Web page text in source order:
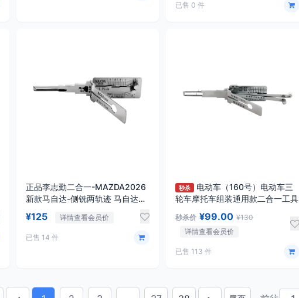
已售 0 件
正品李志勤二合一-MAZDA2026
新款马自达-侧铣两轨迹 马自达
¥125 详情查看会员价
已售 14 件
秒杀
电动车（160号）电动车三
轮车摩托车组装通用款二合一工具
秒杀价 ¥99.00 ¥130
详情查看会员价
已售 113 件